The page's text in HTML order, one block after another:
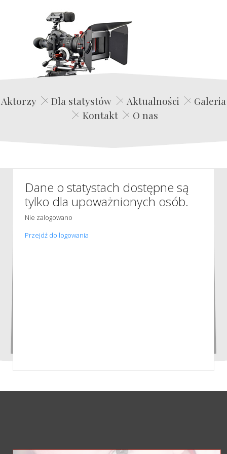
Edwin Film Agencja Aktorska
Aktorzy Dla statystów Aktualności
Galeria
Kontakt
O nas
Dane o statystach dostępne są
tylko dla upoważnionych osób.
Nie zalogowano
Przejdź do logowania